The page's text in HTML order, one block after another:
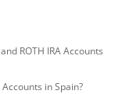
ROTH IRA Accounts
Accounts in Spain?